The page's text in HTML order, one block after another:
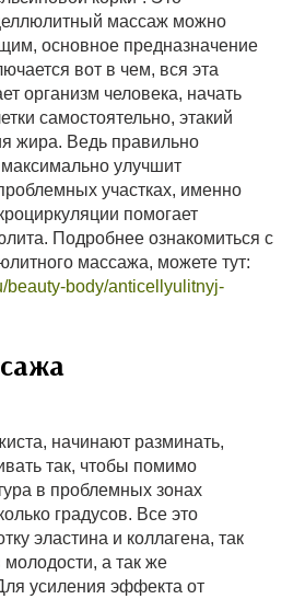
массаж можно
основное предназначение
вот в чем, вся эта
организм человека, начать
самостоятельно, этакий
жира. Ведь правильно
улучшит
участках, именно
помогает
Подробнее ознакомиться с
массажа, можете тут:
beauty-body/anticellyulitnyj-
начинают разминать,
так, чтобы помимо
в проблемных зонах
градусов. Все это
эластина и коллагена, так
а так же
усиления эффекта от